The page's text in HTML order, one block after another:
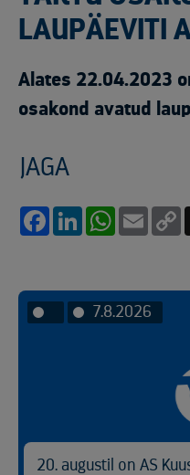
LAUPÄEVITI
Alates 22.04.2023
osakond avatud
JAGA
FacebookLinkedInWhatsApp
Email
7.8.2026